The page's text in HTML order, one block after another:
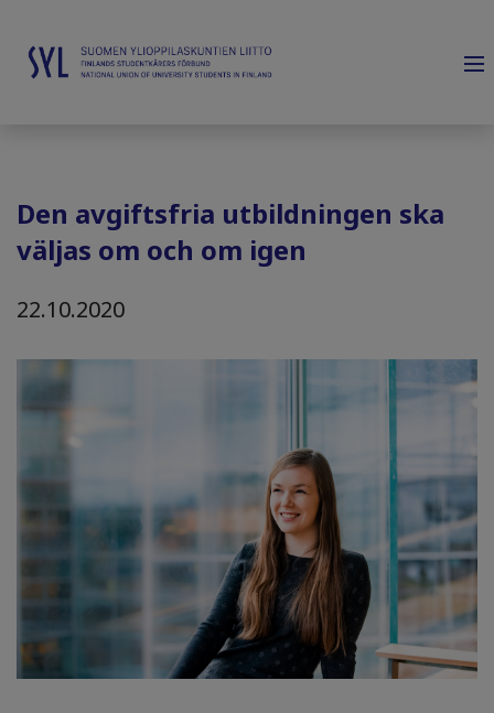
Den avgiftsfria utbildningen ska
väljas om och om igen
22.10.2020